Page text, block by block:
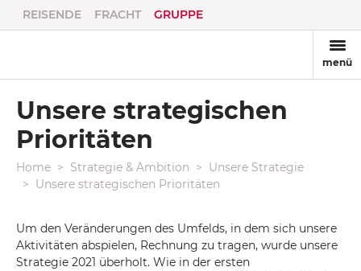
REISENDE FRACHT GRUPPE
menü
Unsere strategischen
Prioritäten
Home Strategie & Ambition
Unsere Strategie
Unsere strategischen Prioritäten
Um den Veränderungen des Umfelds, in dem sich unsere
Aktivitäten abspielen, Rechnung zu tragen, wurde unsere
Strategie 2021 überholt. Wie in der ersten